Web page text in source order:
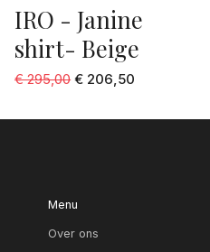
IRO - Janine
shirt- Beige
€ 295,00 € 206,50
Menu
Over ons